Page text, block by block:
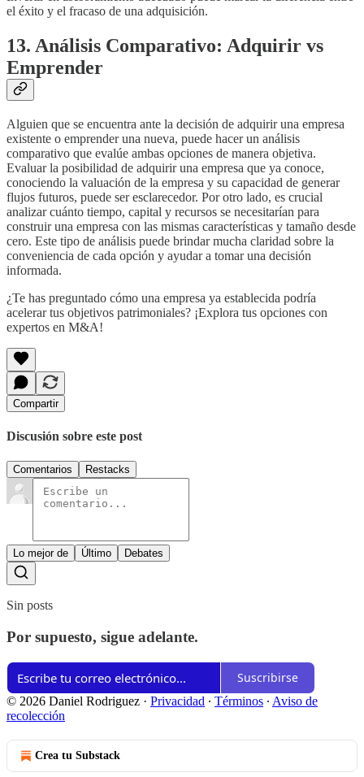
el éxito y el fracaso de una adquisición.
13. Análisis Comparativo: Adquirir vs
Emprender
Alguien que se encuentra ante la decisión de adquirir una empresa
existente o emprender una nueva, puede hacer un análisis
comparativo que evalúe ambas opciones de manera objetiva.
Evaluar la posibilidad de adquirir una empresa que ya conoce,
conociendo la valuación de la empresa y su capacidad de generar
flujos futuros, puede ser esclarecedor. Por otro lado, es crucial
analizar cuánto tiempo, capital y recursos se necesitarían para
construir una empresa con las mismas características y tamaño desde
cero. Este tipo de análisis puede brindar mucha claridad sobre la
conveniencia de cada opción y ayudar a tomar una decisión
informada.
¿Te has preguntado cómo una empresa ya establecida podría
acelerar tus objetivos patrimoniales? ¡Explora tus opciones con
expertos en M&A!
Compartir
Discusión sobre este post
Comentarios Restacks
Lo mejor de Último Debates
Sin posts
Por supuesto, sigue adelante.
Suscribirse
© 2026 Daniel Rodriguez · Privacidad ∙ Términos ∙ Aviso de
recolección
Crea tu Substack